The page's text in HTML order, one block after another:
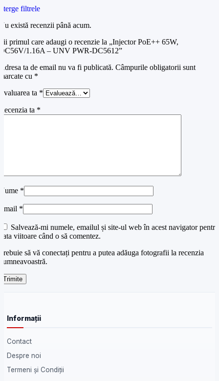
filtrele
există recenzii până acum.
primul care adaugi o recenzie la „Injector PoE++ 65W,
1.16A – UNV PWR-DC5612”
ta de email nu va fi publicată. Câmpurile obligatorii sunt
cu *
ta *
ta *
*
*
Salvează-mi numele, emailul și site-ul web în acest navigator pentru
viitoare când o să comentez.
să vă conectați pentru a putea adăuga fotografii la recenzia
Informații
Contact
Despre noi
Termeni și Condiții